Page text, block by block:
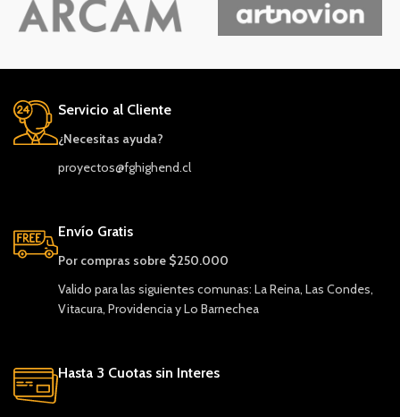
Servicio al Cliente
¿Necesitas ayuda?
proyectos@fghighend.cl
Envío Gratis
Por compras sobre $250.000
Valido para las siguientes comunas: La Reina, Las Condes,
Vitacura, Providencia y Lo Barnechea
Hasta 3 Cuotas sin Interes